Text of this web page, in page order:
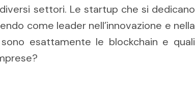
settori. Le startup che si dedicano
come leader nell’innovazione e nella
esattamente le blockchain e quali